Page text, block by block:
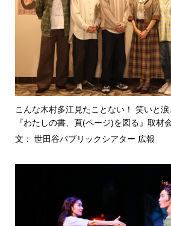
こんな木村多江見たことない！ 笑いと
『わたしの書、頁(ページ)を図る』取材
文： 世田谷パブリックシアター 広報